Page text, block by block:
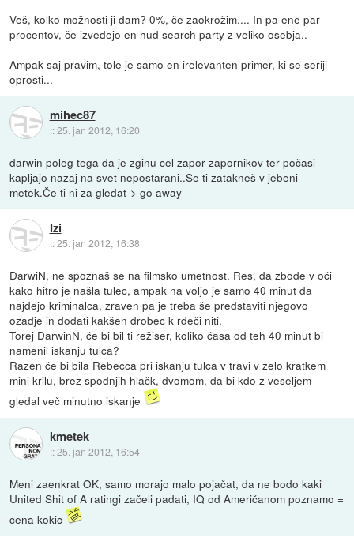
Veš, kolko možnosti ji dam? 0%, če zaokrožim.... In pa ene par
procentov, če izvedejo en hud search party z veliko osebja..
Ampak saj pravim, tole je samo en irelevanten primer, ki se seriji
oprosti...
mihec87
::25. jan 2012, 16:20
darwin poleg tega da je zginu cel zapor zapornikov ter počasi
kapljajo nazaj na svet nepostarani..Se ti zatakneš v jebeni
metek.Če ti ni za gledat-> go away
Izi
::25. jan 2012, 16:38
DarwiN, ne spoznaš se na filmsko umetnost. Res, da zbode v oči
kako hitro je našla tulec, ampak na voljo je samo 40 minut da
najdejo kriminalca, zraven pa je treba še predstaviti njegovo
ozadje in dodati kakšen drobec k rdeči niti.
Torej DarwinN, če bi bil ti režiser, koliko časa od teh 40 minut bi
namenil iskanju tulca?
Razen če bi bila Rebecca pri iskanju tulca v travi v zelo kratkem
mini krilu, brez spodnjih hlačk, dvomom, da bi kdo z veseljem
gledal več minutno iskanje
kmetek
::25. jan 2012, 16:54
Meni zaenkrat OK, samo morajo malo pojačat, da ne bodo kaki
United Shit of A ratingi začeli padati, IQ od Američanom poznamo =
cena kokic